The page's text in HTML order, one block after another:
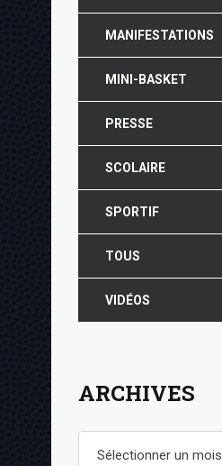
MANIFESTATIONS
MINI-BASKET
PRESSE
SCOLAIRE
SPORTIF
TOUS
VIDÉOS
ARCHIVES
Sélectionner un mois